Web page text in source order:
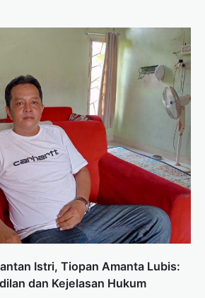
Istri, Tiopan Amanta Lubis:
dan Kejelasan Hukum